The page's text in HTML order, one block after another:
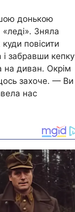
донькою
Зняла
повісити
забравши кепку
на диван. Окрім
захоче. — Ви
нас